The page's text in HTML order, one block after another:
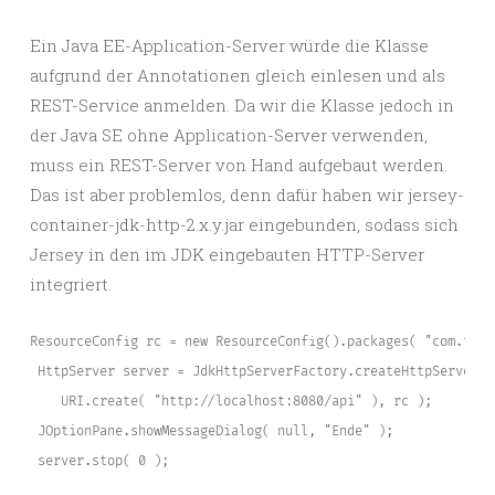
Ein Java EE-Application-Server würde die Klasse
aufgrund der Annotationen gleich einlesen und als
REST-Service anmelden. Da wir die Klasse jedoch in
der Java SE ohne Application-Server verwenden,
muss ein REST-Server von Hand aufgebaut werden.
Das ist aber problemlos, denn dafür haben wir jersey-
container-jdk-http-2.x.y.jar eingebunden, sodass sich
Jersey in den im JDK eingebauten HTTP-Server
integriert.
ResourceConfig rc = new ResourceConfig().packages(
HttpServer server = JdkHttpServerFactory.createHttpServer(
URI.create( "http://localhost:8080/api" ), rc );
JOptionPane.showMessageDialog( null, "Ende" );
server.stop( 0 );